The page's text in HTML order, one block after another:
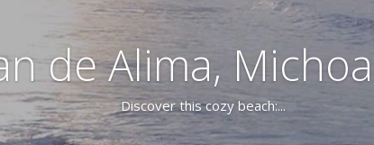
de Alima,
Discover this cozy beach:...